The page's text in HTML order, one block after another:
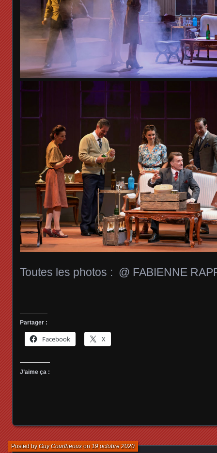
Toutes les photos : @ FABIENNE
Partager :
Facebook X
J’aime ça :
Posted byGuy Courtheouxon19 octobre 2020